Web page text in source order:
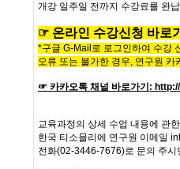
개강 일주일 전까지 수강료를 완
☞ 온라인 수강신청 바로
*구글 G-Mail로 로그인하여 수강
오류 또는 불가한 경우, 연구원 카
☞ 카카오톡 채널 바로가기 :
교육과정의 상세 수업 내용에 관한
한국 티소믈리에 연구원 이메일
전화(02-3446-7676)로 문의 주시